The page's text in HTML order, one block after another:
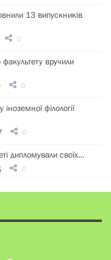
13 випускників
0
вручили
0
філології
0
дипломували своїх…
0